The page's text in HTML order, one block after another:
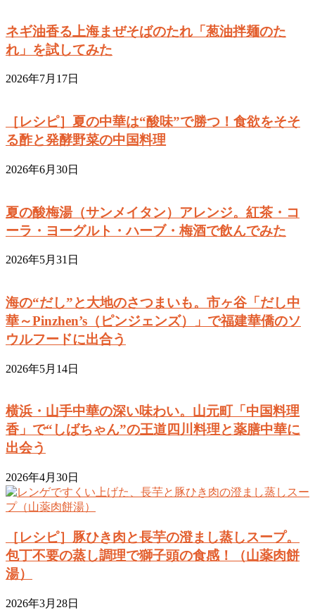
ネギ油香る上海まぜそばのたれ「葱油拌麺のた
れ」を試してみた
2026年7月17日
［レシピ］夏の中華は“酸味”で勝つ！食欲をそそ
る酢と発酵野菜の中国料理
2026年6月30日
夏の酸梅湯（サンメイタン）アレンジ。紅茶・コ
ーラ・ヨーグルト・ハーブ・梅酒で飲んでみた
2026年5月31日
海の“だし”と大地のさつまいも。市ヶ谷「だし中
華～Pinzhen’s（ピンジェンズ）」で福建華僑のソ
ウルフードに出合う
2026年5月14日
横浜・山手中華の深い味わい。山元町「中国料理
香」で“しばちゃん”の王道四川料理と薬膳中華に
出会う
2026年4月30日
［レシピ］豚ひき肉と長芋の澄まし蒸しスープ。
包丁不要の蒸し調理で獅子頭の食感！（山薬肉餅
湯）
2026年3月28日